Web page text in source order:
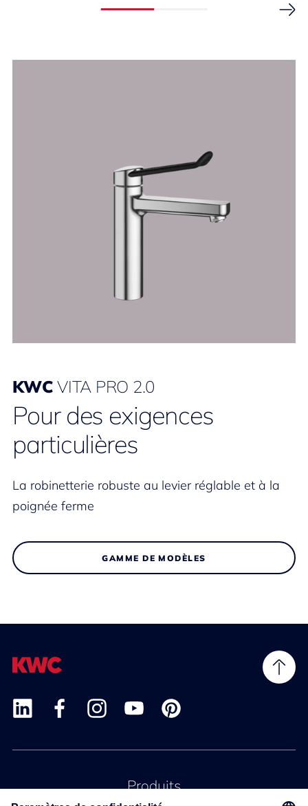
KWCVITA PRO 2.0
Pour des exigences
particulières
La robinetterie robuste au levier réglable et à la
poignée ferme
GAMME DE MODÈLES
Produits